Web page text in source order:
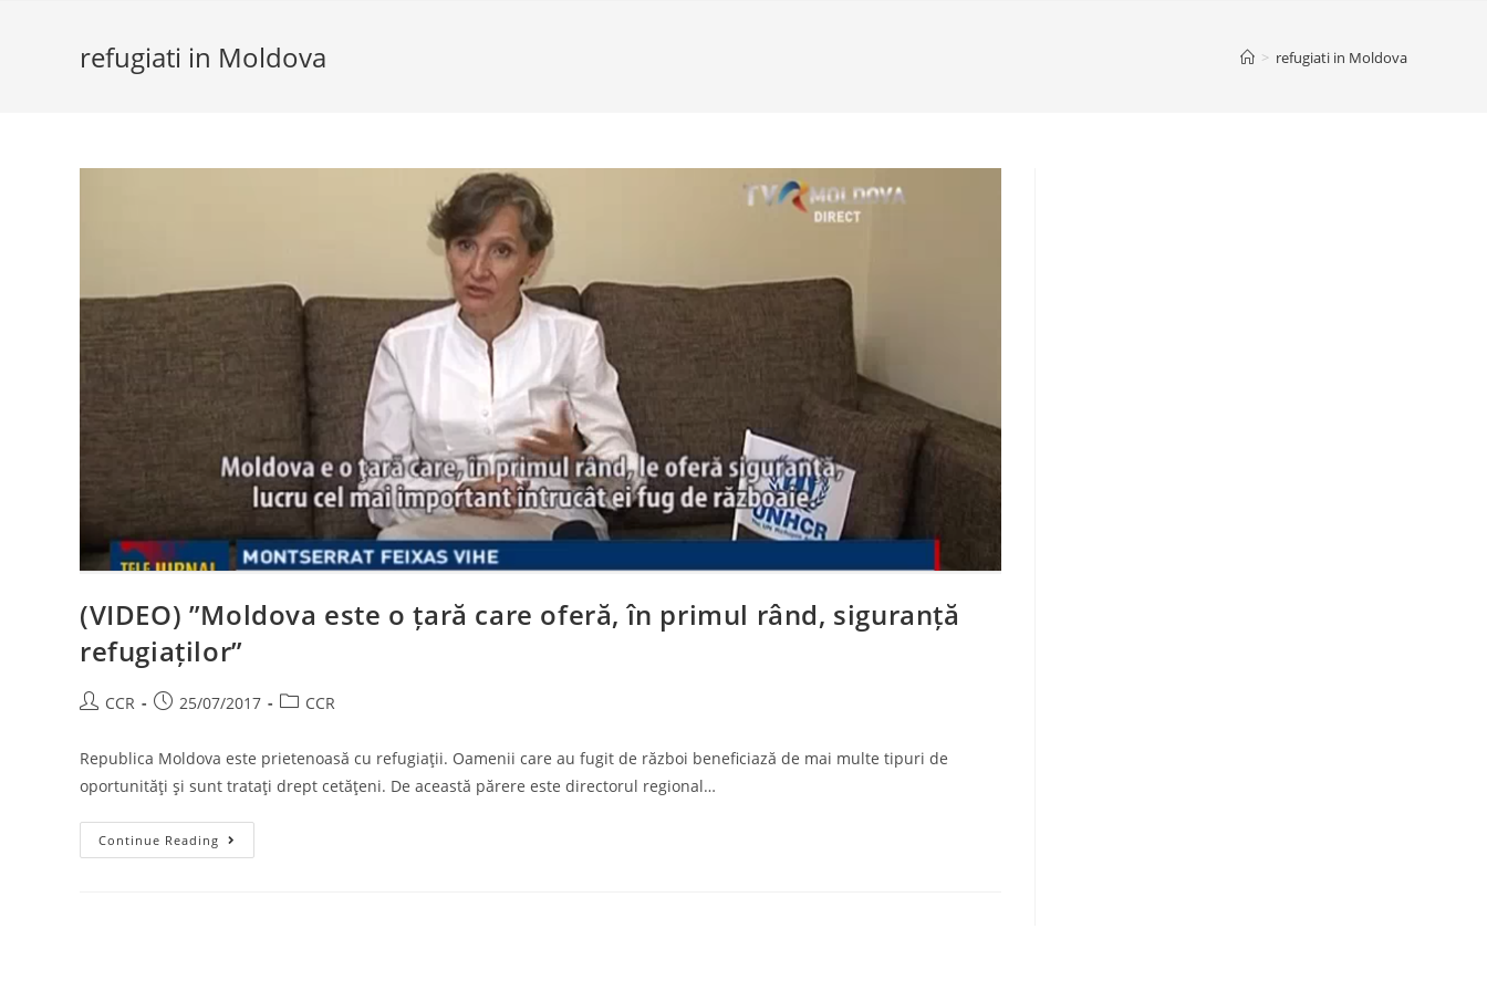
refugiati in Moldova > refugiati in Moldova
(VIDEO) ”Moldova este o țară care oferă, în primul rând, siguranță
refugiaților”
CCR 25/07/2017 CCR
Republica Moldova este prietenoasă cu refugiaţii. Oamenii care au fugit de război beneficiază de mai multe tipuri de
oportunităţi şi sunt trataţi drept cetăţeni. De această părere este directorul regional…
Continue Reading